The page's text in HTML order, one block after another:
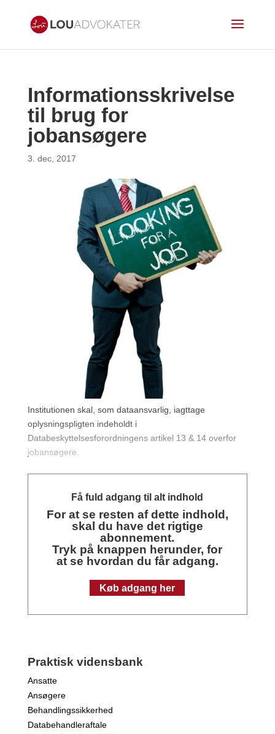
Informationsskrivelse
til brug for
jobansøgere
3. dec, 2017
Institutionen skal, som dataansvarlig, iagttage
oplysningspligten indeholdt i
Databeskyttelsesforordningens artikel 13 & 14 overfor
jobansøgere.
Få fuld adgang til alt indhold
For at se resten af dette indhold,
skal du have det rigtige
abonnement.
Tryk på knappen herunder, for
at se hvordan du får adgang.
Køb adgang her
Praktisk vidensbank
Ansatte
Ansøgere
Behandlingssikkerhed
Databehandleraftale